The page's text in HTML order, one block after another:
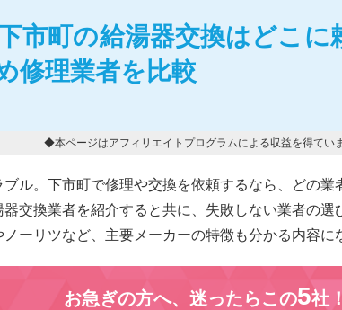
市町の給湯器交換はどこに
修理業者を比較
◆本ページはアフィリエイトプログラムによる収益を得ていま
ル。下市町で修理や交換を依頼するなら、どの
交換業者を紹介すると共に、失敗しない業者の
ーリツなど、主要メーカーの特徴も分かる内容に
お急ぎの方へ、迷ったらこの5社！